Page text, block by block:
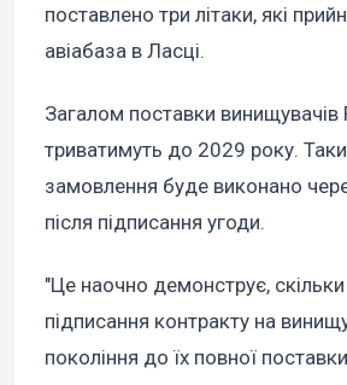
поставлено три літаки, які
авіабаза в Ласці.
Загалом поставки
триватимуть до 2029 року.
замовлення буде виконано
після підписання угоди.
"Це наочно демонструє,
підписання контракту на
покоління до їх повної